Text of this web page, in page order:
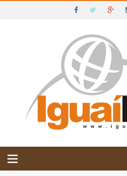
IGUAÍ E SUDOESTE DA BAHIA